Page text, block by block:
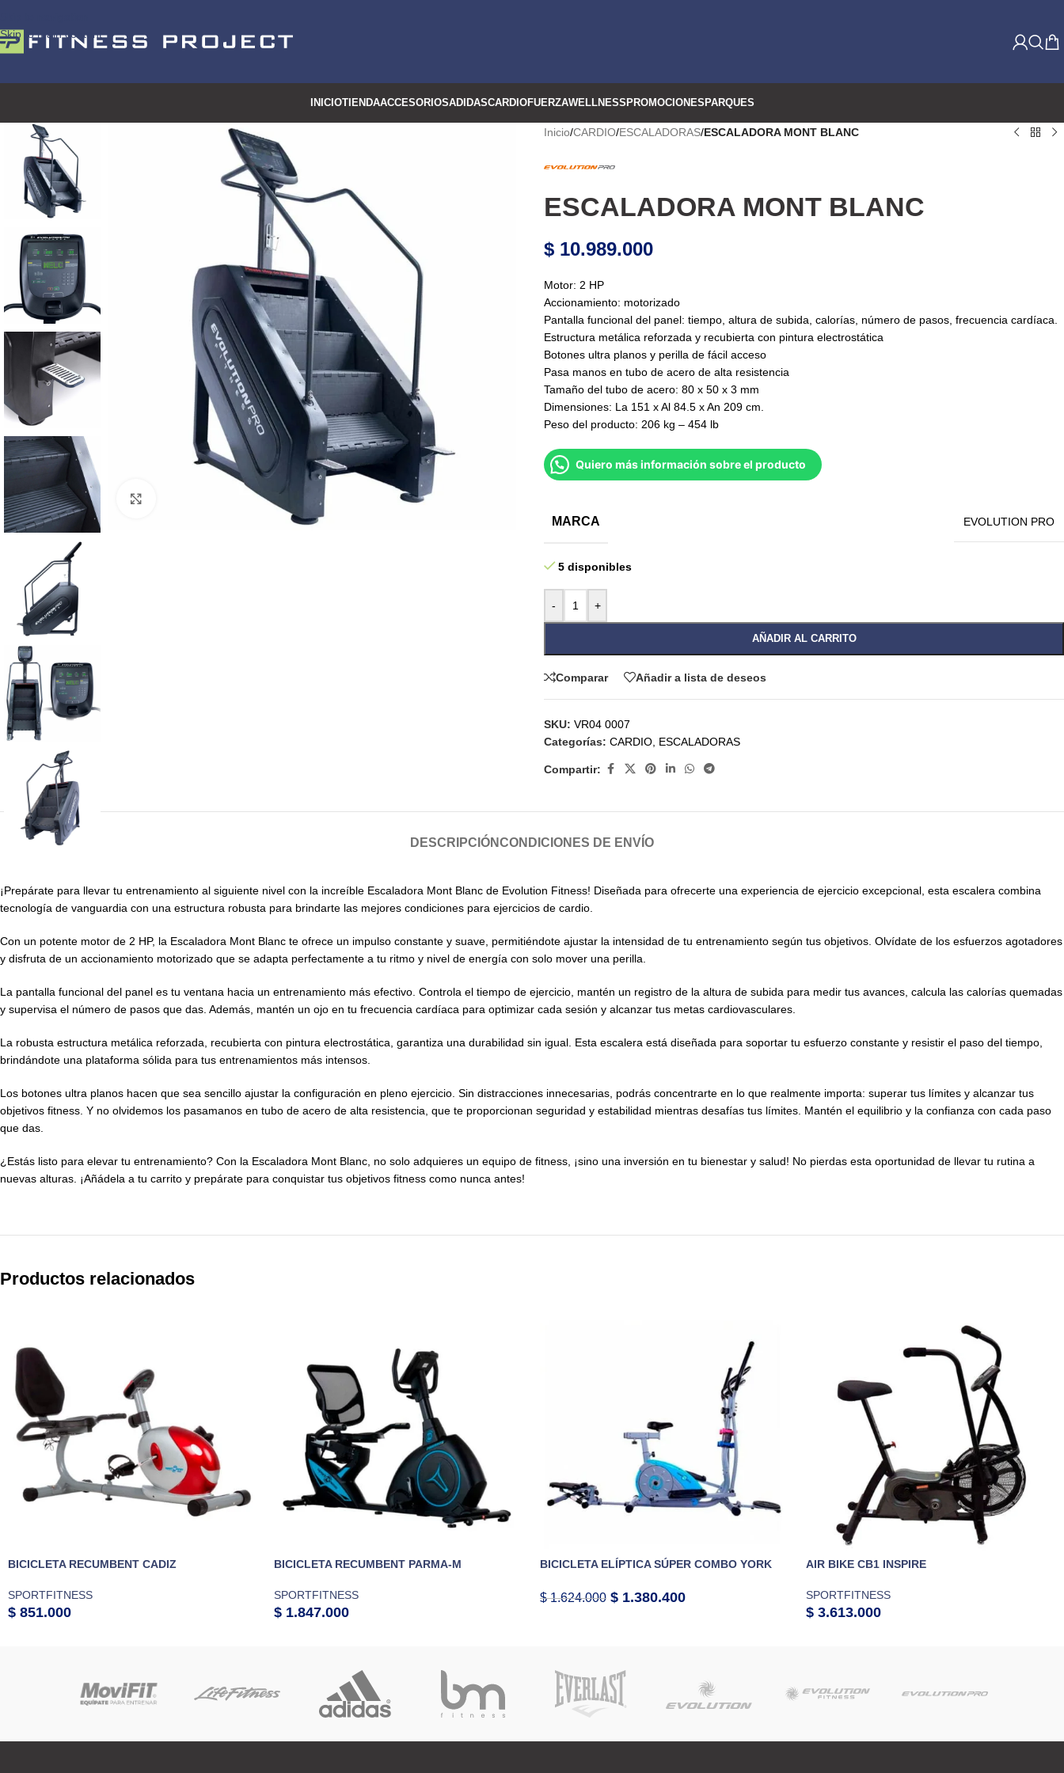
Skip to main content
INICIOTIENDAACCESORIOSADIDASCARDIOFUERZAWELLNESS PROMOCIONES PARQUES
Haga Click para agrandar
Inicio/CARDIO/ESCALADORAS/ESCALADORA MONT BLANC
ESCALADORA MONT BLANC
$ 10.989.000
Motor: 2 HP
Accionamiento: motorizado
Pantalla funcional del panel: tiempo, altura de subida, calorías, número de pasos, frecuencia cardíaca.
Estructura metálica reforzada y recubierta con pintura electrostática
Botones ultra planos y perilla de fácil acceso
Pasa manos en tubo de acero de alta resistencia
Tamaño del tubo de acero: 80 x 50 x 3 mm
Dimensiones: La 151 x Al 84.5 x An 209 cm.
Peso del producto: 206 kg – 454 lb
Quiero más información sobre el producto
MARCA EVOLUTION PRO
5 disponibles
- +
AÑADIR AL CARRITO
Comparar Añadir a lista de deseos
SKU: VR04 0007
Categorías: CARDIO ESCALADORAS
Compartir:
DESCRIPCIÓNCONDICIONES DE ENVÍO
¡Prepárate para llevar tu entrenamiento al siguiente nivel con la increíble Escaladora Mont Blanc de Evolution Fitness! Diseñada para ofrecerte una experiencia de ejercicio excepcional, esta escalera combina
tecnología de vanguardia con una estructura robusta para brindarte las mejores condiciones para ejercicios de cardio.
Con un potente motor de 2 HP, la Escaladora Mont Blanc te ofrece un impulso constante y suave, permitiéndote ajustar la intensidad de tu entrenamiento según tus objetivos. Olvídate de los esfuerzos agotadores
y disfruta de un accionamiento motorizado que se adapta perfectamente a tu ritmo y nivel de energía con solo mover una perilla.
La pantalla funcional del panel es tu ventana hacia un entrenamiento más efectivo. Controla el tiempo de ejercicio, mantén un registro de la altura de subida para medir tus avances, calcula las calorías quemadas
y supervisa el número de pasos que das. Además, mantén un ojo en tu frecuencia cardíaca para optimizar cada sesión y alcanzar tus metas cardiovasculares.
La robusta estructura metálica reforzada, recubierta con pintura electrostática, garantiza una durabilidad sin igual. Esta escalera está diseñada para soportar tu esfuerzo constante y resistir el paso del tiempo,
brindándote una plataforma sólida para tus entrenamientos más intensos.
Los botones ultra planos hacen que sea sencillo ajustar la configuración en pleno ejercicio. Sin distracciones innecesarias, podrás concentrarte en lo que realmente importa: superar tus límites y alcanzar tus
objetivos fitness. Y no olvidemos los pasamanos en tubo de acero de alta resistencia, que te proporcionan seguridad y estabilidad mientras desafías tus límites. Mantén el equilibrio y la confianza con cada paso
que das.
¿Estás listo para elevar tu entrenamiento? Con la Escaladora Mont Blanc, no solo adquieres un equipo de fitness, ¡sino una inversión en tu bienestar y salud! No pierdas esta oportunidad de llevar tu rutina a
nuevas alturas. ¡Añádela a tu carrito y prepárate para conquistar tus objetivos fitness como nunca antes!
Productos relacionados
BICICLETA RECUMBENT CADIZ
SPORTFITNESS
$ 851.000
BICICLETA RECUMBENT PARMA-M
SPORTFITNESS
$ 1.847.000
BICICLETA ELÍPTICA SÚPER COMBO YORK
$1.624.000 $ 1.380.400
AIR BIKE CB1 INSPIRE
SPORTFITNESS
$ 3.613.000